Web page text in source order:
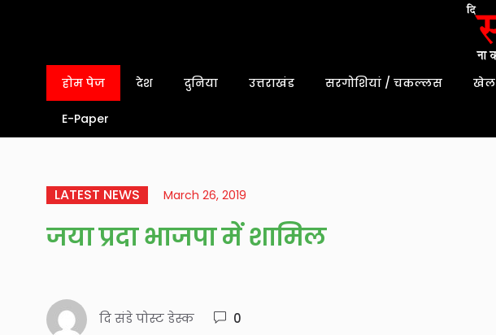
होम पेज देश दुनिया उत्तराखंड सरगोशियां / चकल्लस खेल
E-Paper
LATEST NEWS March 26, 2019
जया प्रदा भाजपा में शामिल
दि संडे पोस्ट डेस्क 0